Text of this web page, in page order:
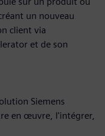
un nouveau
client via
et de son
Siemens
en œuvre, l'intégrer,